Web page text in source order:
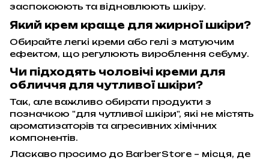
заспокоюють та відновлюють шкіру.
Який крем краще для жирної шкіри?
Обирайте легкі креми або гелі з матуючим
ефектом, що регулюють вироблення себуму.
Чи підходять чоловічі креми для
обличчя для чутливої шкіри?
Так, але важливо обирати продукти з
позначкою "для чутливої шкіри", які не містять
ароматизаторів та агресивних хімічних
компонентів.
Ласкаво просимо до BarberStore – місця, де